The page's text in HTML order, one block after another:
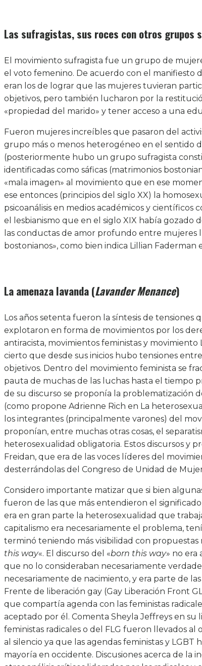
Las sufragistas, sus roces con otros grupos
El movimiento sufragista fue un grupo de
el voto femenino. De acuerdo con el manifiesto
eran los de lograr que las mujeres tuvieran
objetivos, pero también lucharon por la
«propiedad del marido» y tener acceso a una
Fueron mujeres increíbles que pasaron del
grupo más o menos heterogéneo en el sentido
(posteriormente hubo un grupo sufragista
identificadas como sáficas (matrimonios
«mala imagen» al movimiento que en ese
ese entonces (principios del siglo XX) la
psicoanálisis en medios académicos y
el lesbianismo que en el siglo XIX había gozado
las conductas de amor profundo entre mujeres
bostonianos», como bien indica Lillian Faderman
La amenaza lavanda (Lavander Menance)
Los años setenta fueron la síntesis de tensiones
explotaron en forma de movimientos por los
antiracista, movimientos feministas y
cierto que desde sus inicios hubo tensiones
objetivos. Dentro del movimiento feminista se
pauta de muchas de las luchas hasta el tiempo
de su discurso se proponía la problematización
(como propone Adrienne Rich en La
los integrantes (principalmente varones) del
proponían, entre muchas otras cosas, el
heterosexualidad obligatoria. Estos discursos y
Freidan, que era de las voces líderes del
desterrándolas del Congreso de Unidad de
Considero importante matizar que si bien
fueron de las que más entendieron el
era en gran parte la heterosexualidad que
capitalismo era necesariamente el problema,
terminó teniendo más visibilidad con
this way«. El discurso del «born this way» no era
que no lo consideraban necesariamente
necesariamente de nacimiento, y era parte de
Frente de liberación gay (Gay Liberación Front
que compartía agenda con las feministas
aceptado por él. Comenta Sheyla Jeffreys en
feministas radicales o del FLG fueron llevados
al silencio ya que las agendas feministas y
mayoría en occidente. Discusiones acerca de la